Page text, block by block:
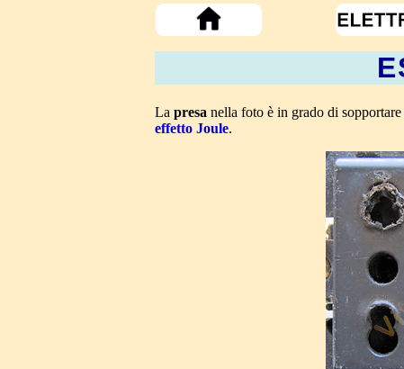
La presa nella foto è in grado di sopportare
effetto Joule.